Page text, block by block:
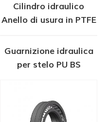
Cilindro idraulico
Anello di usura in PTFE
Guarnizione idraulica
per stelo PU BS